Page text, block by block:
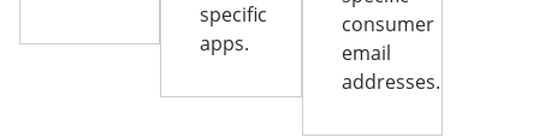
specific
apps.
consumer
email
addresses.